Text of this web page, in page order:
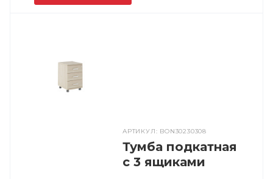
АРТИКУЛ: BON30230308
Тумба подкатная
с 3 ящиками